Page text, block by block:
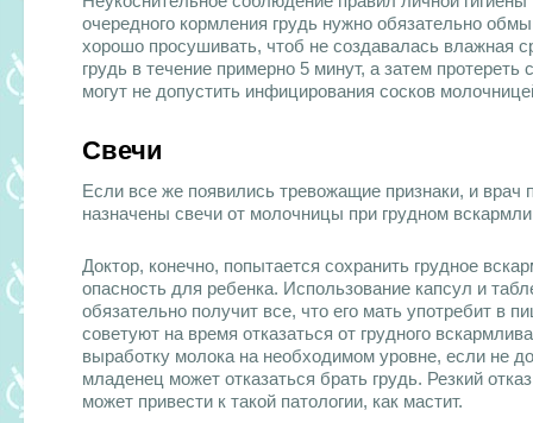
очередного кормления грудь нужно обязательно
хорошо просушивать, чтоб не создавалась влажная
грудь в течение примерно 5 минут, а затем
могут не допустить инфицирования сосков
Свечи
Если все же появились тревожащие признаки, и врач
назначены свечи от молочницы при грудном
Доктор, конечно, попытается сохранить грудное
опасность для ребенка. Использование капсул и
обязательно получит все, что его мать употребит в
советуют на время отказаться от грудного
выработку молока на необходимом уровне, если не
младенец может отказаться брать грудь. Резкий
может привести к такой патологии, как мастит.